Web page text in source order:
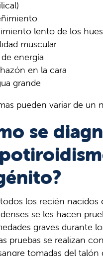
lento de los
muscular
de energía
en la cara
grande
pueden variar de un
se
los recién nacidos
se les hacen
graves durante
pruebas se realizan
tomadas del talón